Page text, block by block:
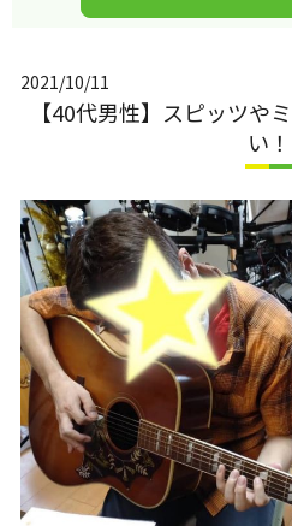
2021/10/11
【40代男性】スピッツや
い！